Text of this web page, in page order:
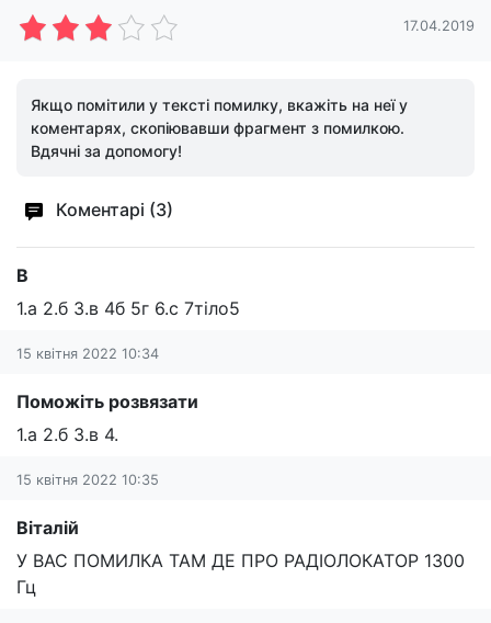
17.04.2019
Якщо помітили у тексті помилку, вкажіть на неї у
коментарях, скопіювавши фрагмент з помилкою.
Вдячні за допомогу!
Коментарі (3)
В
1.а 2.б 3.в 4б 5г 6.с 7тіло5
15 квітня 2022 10:34
Поможіть розвязати
1.а 2.б 3.в 4.
15 квітня 2022 10:35
Віталій
У ВАС ПОМИЛКА ТАМ ДЕ ПРО РАДІОЛОКАТОР 1300
Гц